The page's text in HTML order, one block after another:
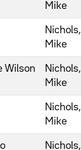
Mike
Nichols,
Mike
Wilson
Nichols,
Mike
Nichols,
Mike
Nichols,